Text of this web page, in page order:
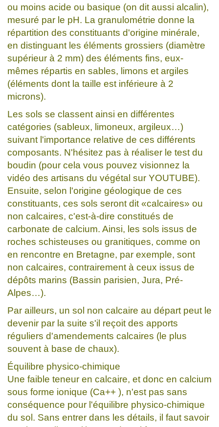
ou moins acide ou basique (on dit aussi alcalin),
mesuré par le pH. La granulométrie donne la
répartition des constituants d'origine minérale,
en distinguant les éléments grossiers (diamètre
supérieur à 2 mm) des éléments fins, eux-
mêmes répartis en sables, limons et argiles
(éléments dont la taille est inférieure à 2
microns).
Les sols se classent ainsi en différentes
catégories (sableux, limoneux, argileux…)
suivant l'importance relative de ces différents
composants. N'hésitez pas à réaliser le test du
boudin (pour cela vous pouvez visionnez la
vidéo des artisans du végétal sur YOUTUBE).
Ensuite, selon l'origine géologique de ces
constituants, ces sols seront dit «calcaires» ou
non calcaires, c'est-à-dire constitués de
carbonate de calcium. Ainsi, les sols issus de
roches schisteuses ou granitiques, comme on
en rencontre en Bretagne, par exemple, sont
non calcaires, contrairement à ceux issus de
dépôts marins (Bassin parisien, Jura, Pré-
Alpes…).
Par ailleurs, un sol non calcaire au départ peut le
devenir par la suite s'il reçoit des apports
réguliers d'amendements calcaires (le plus
souvent à base de chaux).
Équilibre physico-chimique
Une faible teneur en calcaire, et donc en calcium
sous forme ionique (Ca++ ), n'est pas sans
conséquence pour l'équilibre physico-chimique
du sol. Sans entrer dans les détails, il faut savoir